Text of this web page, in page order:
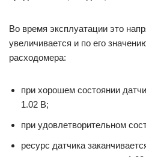
Во время эксплуатации это
увеличивается и по его
расходомера:
при хорошем состоянии
1.02 В;
при удовлетворительном
ресурс датчика